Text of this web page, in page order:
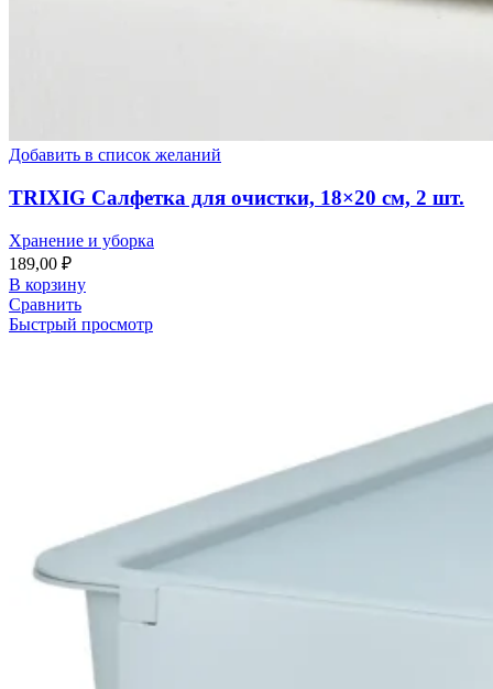
Добавить в список желаний
TRIXIG Салфетка для очистки, 18×20 см, 2 шт.
Хранение и уборка
189,00 ₽
В корзину
Сравнить
Быстрый просмотр